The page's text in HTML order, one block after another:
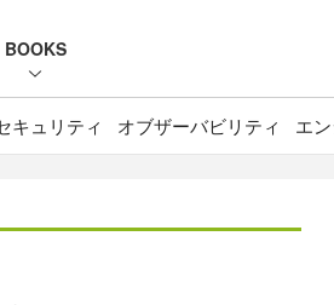
BOOKS
キュリティ オブザーバビリティ エ